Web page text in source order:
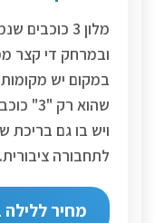
מלון 3
במקום יש
שהוא
ויש בו גם בריכת
לתחבורה ציבורית.
מחיר ללילה בעונה